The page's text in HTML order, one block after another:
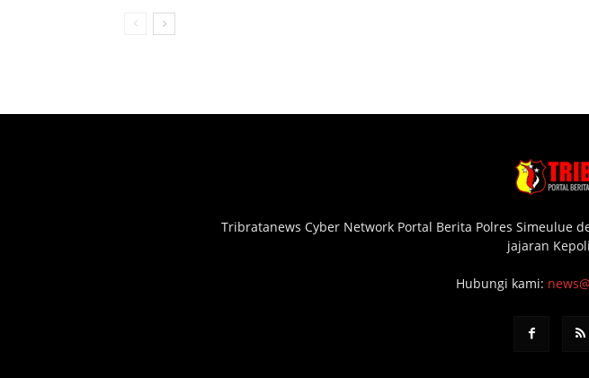
Tribratanews Cyber Network Portal Berita Polres Simeulue
jajaran
Hubungi kami: